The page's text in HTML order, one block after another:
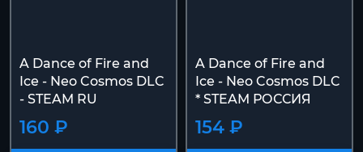
A Dance of Fire and
Ice - Neo Cosmos DLC
- STEAM RU
160 ₽
A Dance of Fire and
Ice - Neo Cosmos DLC
* STEAM РОССИЯ
154 ₽